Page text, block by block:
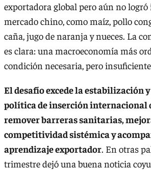
exportadora global pero aún no logró
mercado chino, como maíz, pollo
caña, jugo de naranja y nueces. La
es clara: una macroeconomía más
condición necesaria, pero
El desafío excede la estabilización
política de inserción internacional
remover barreras sanitarias,
competitividad sistémica y
aprendizaje exportador. En otras
trimestre dejó una buena noticia